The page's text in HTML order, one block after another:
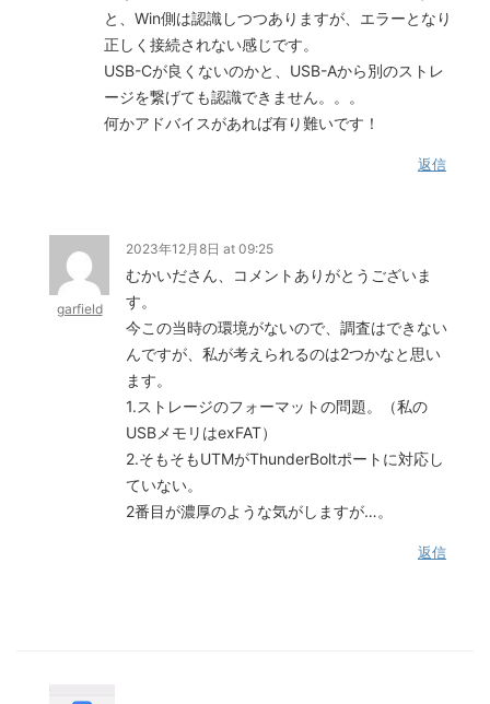
と、Win側は認識しつつありますが、エラーとなり
正しく接続されない感じです。
USB-Cが良くないのかと、USB-Aから別のストレ
ージを繋げても認識できません。。。
何かアドバイスがあれば有り難いです！
返信
garfield
2023年12月8日 at 09:25
むかいださん、コメントありがとうございま
す。
今この当時の環境がないので、調査はできない
んですが、私が考えられるのは2つかなと思い
ます。
1.ストレージのフォーマットの問題。（私の
USBメモリはexFAT）
2.そもそもUTMがThunderBoltポートに対応し
ていない。
2番目が濃厚のような気がしますが…。
返信